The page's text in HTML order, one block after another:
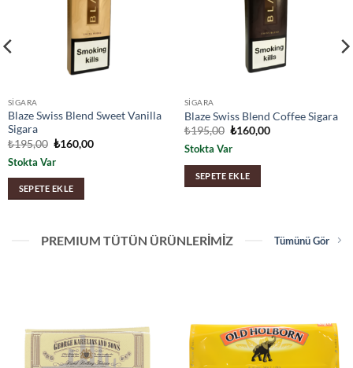
SIGARA
Blaze Swiss Blend Sweet Vanilla
Sigara
₺195,00 Orijinal
₺195,00.
₺160,00Şu
Stokta Var
SEPETE EKLE
SIGARA
Blaze Swiss Blend Coffee Sigara
₺195,00 Orijinal
₺195,00.
₺160,00Şu
Stokta Var
SEPETE EKLE
PREMIUM TÜTÜN ÜRÜNLERİMİZ Tümünü Gör